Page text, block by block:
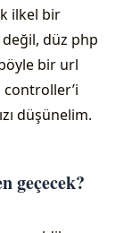
ilkel bir
değil, düz php
bir url
controller’i
düşünelim.
geçecek?